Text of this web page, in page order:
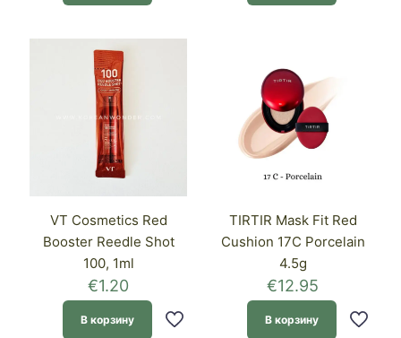
VT Cosmetics Red
Booster Reedle Shot
100, 1ml
€1.20
В корзину
TIRTIR Mask Fit Red
Cushion 17C Porcelain
4.5g
€12.95
В корзину